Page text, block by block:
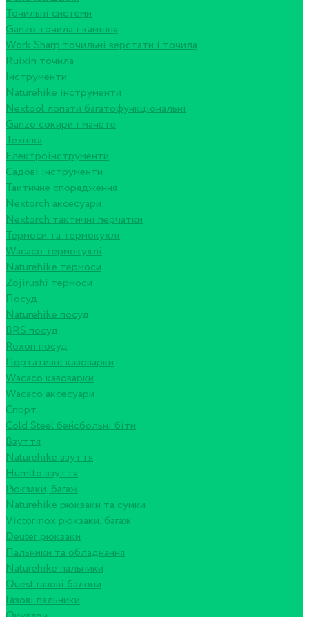
Точильні системи
Ganzo точила і каміння
Work Sharp точильні верстати і точила
Ruixin точила
Інструменти
Naturehike інструменти
Nextool лопати багатофункціональні
Ganzo сокири і мачете
Техніка
Електроінструменти
Садові інструменти
Тактичне спорядження
Nextorch аксесуари
Nextorch тактичні перчатки
Термоси та термокухлі
Wacaco термокухлі
Naturehike термоси
Zojirushi термоси
Посуд
Naturehike посуд
BRS посуд
Roxon посуд
Портативні кавоварки
Wacaco кавоварки
Wacaco аксесуари
Спорт
Cold Steel бейсбольні біти
Взуття
Naturehike взуття
Humtto взуття
Рюкзаки, багаж
Naturehike рюкзаки та сумки
Victorinox рюкзаки, багаж
Deuter рюкзаки
Пальники та обладнання
Naturehike пальники
Quest газові балони
Газові пальники